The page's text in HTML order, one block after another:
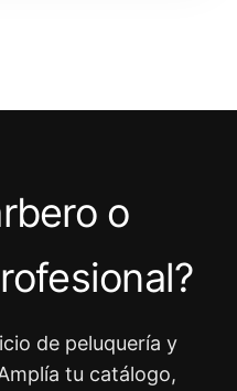
o
de peluquería y
tu catálogo,